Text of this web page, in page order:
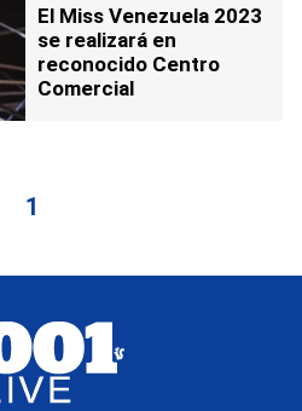
El Miss Venezuela 2023
se realizará en
reconocido Centro
Comercial
1